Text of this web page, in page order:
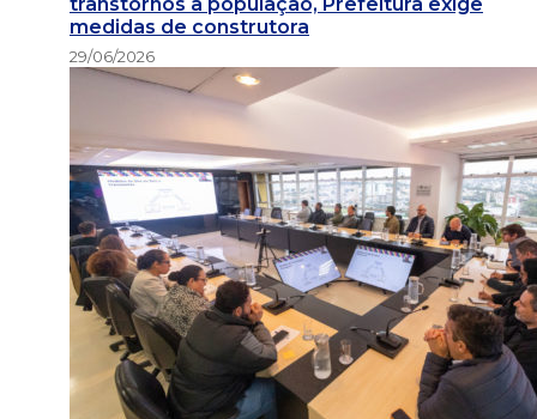
medidas de construtora
29/06/2026